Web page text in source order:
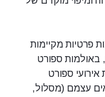
פרטיות מקיימות
באולמות ספורט
ספורט
עצמם (מסלול,